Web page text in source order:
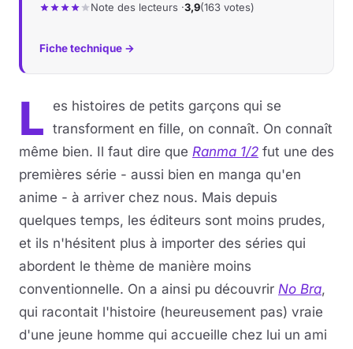
Note des lecteurs ·3,9(163 votes)
Fiche technique →
L
es histoires de petits garçons qui se
transforment en fille, on connaît. On connaît
même bien. Il faut dire que Ranma 1/2 fut une des
premières série - aussi bien en manga qu'en
anime - à arriver chez nous. Mais depuis
quelques temps, les éditeurs sont moins prudes,
et ils n'hésitent plus à importer des séries qui
abordent le thème de manière moins
conventionnelle. On a ainsi pu découvrir No Bra,
qui racontait l'histoire (heureusement pas) vraie
d'une jeune homme qui accueille chez lui un ami